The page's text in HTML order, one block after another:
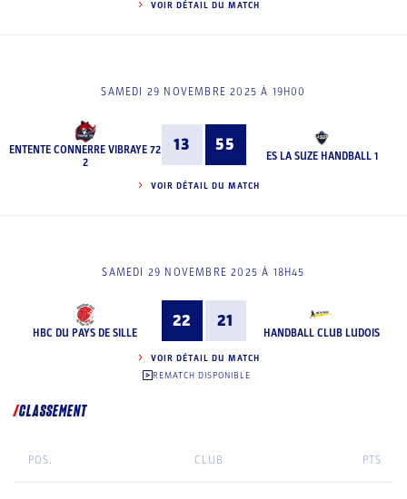
VOIR DÉTAIL DU MATCH
SAMEDI 29 NOVEMBRE 2025 À 19H00
ENTENTE CONNERRE VIBRAYE 72
2
13 55
ES LA SUZE HANDBALL 1
VOIR DÉTAIL DU MATCH
SAMEDI 29 NOVEMBRE 2025 À 18H45
HBC DU PAYS DE SILLE
22 21
HANDBALL CLUB LUDOIS
VOIR DÉTAIL DU MATCH
REMATCH DISPONIBLE
CLASSEMENT
POS. CLUB PTS